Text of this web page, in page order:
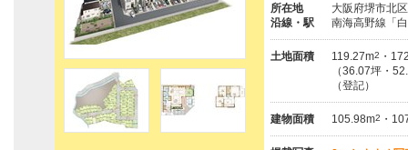
所在地
大阪府堺市北
沿線・駅
南海高野線「
土地面積 119.27m2 ・
（36.07坪・
（登記）
建物面積 105.98m2 ・